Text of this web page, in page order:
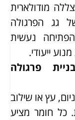
מודולארית
גג הפרגולה
נעשית
ייעודי.
פרגולה
עץ או שילוב
כל חומר מציע